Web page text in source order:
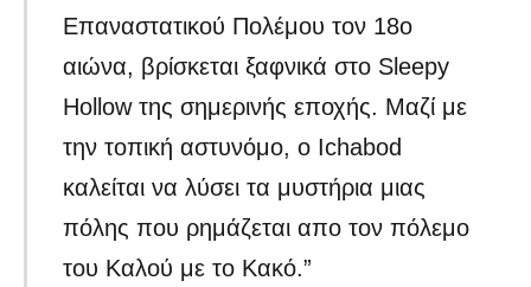
Επαναστατικού Πολέμου τον 18ο
αιώνα, βρίσκεται ξαφνικά στο Sleepy
Hollow της σημερινής εποχής. Μαζί με
την τοπική αστυνόμο, ο Ichabod
καλείται να λύσει τα μυστήρια μιας
πόλης που ρημάζεται απο τον πόλεμο
του Καλού με το Κακό.”